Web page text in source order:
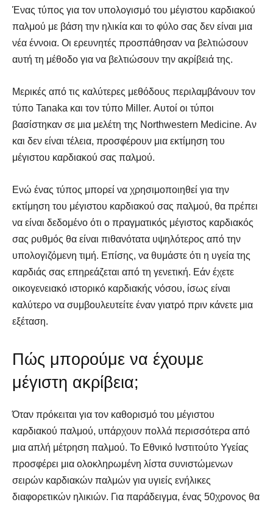
Ένας τύπος για τον υπολογισμό του μέγιστου καρδιακού
παλμού με βάση την ηλικία και το φύλο σας δεν είναι μια
νέα έννοια. Οι ερευνητές προσπάθησαν να βελτιώσουν
αυτή τη μέθοδο για να βελτιώσουν την ακρίβειά της.
Μερικές από τις καλύτερες μεθόδους περιλαμβάνουν τον
τύπο Tanaka και τον τύπο Miller. Αυτοί οι τύποι
βασίστηκαν σε μια μελέτη της Northwestern Medicine. Αν
και δεν είναι τέλεια, προσφέρουν μια εκτίμηση του
μέγιστου καρδιακού σας παλμού.
Ενώ ένας τύπος μπορεί να χρησιμοποιηθεί για την
εκτίμηση του μέγιστου καρδιακού σας παλμού, θα πρέπει
να είναι δεδομένο ότι ο πραγματικός μέγιστος καρδιακός
σας ρυθμός θα είναι πιθανότατα υψηλότερος από την
υπολογιζόμενη τιμή. Επίσης, να θυμάστε ότι η υγεία της
καρδιάς σας επηρεάζεται από τη γενετική. Εάν έχετε
οικογενειακό ιστορικό καρδιακής νόσου, ίσως είναι
καλύτερο να συμβουλευτείτε έναν γιατρό πριν κάνετε μια
εξέταση.
Πώς μπορούμε να έχουμε
μέγιστη ακρίβεια;
Όταν πρόκειται για τον καθορισμό του μέγιστου
καρδιακού παλμού, υπάρχουν πολλά περισσότερα από
μια απλή μέτρηση παλμού. Το Εθνικό Ινστιτούτο Υγείας
προσφέρει μια ολοκληρωμένη λίστα συνιστώμενων
σειρών καρδιακών παλμών για υγιείς ενήλικες
διαφορετικών ηλικιών. Για παράδειγμα, ένας 50χρονος θα